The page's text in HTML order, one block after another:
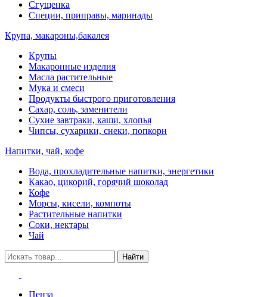
Сгущенка
Специи, приправы, маринады
Крупа, макароны,бакалея
Крупы
Макаронные изделия
Масла растительные
Мука и смеси
Продукты быстрого приготовления
Сахар, соль, заменители
Сухие завтраки, каши, хлопья
Чипсы, сухарики, снеки, попкорн
Напитки, чай, кофе
Вода, прохладительные напитки, энергетики
Какао, цикорий, горячий шоколад
Кофе
Морсы, кисели, компоты
Растительные напитки
Соки, нектары
Чай
Найти
Пенза